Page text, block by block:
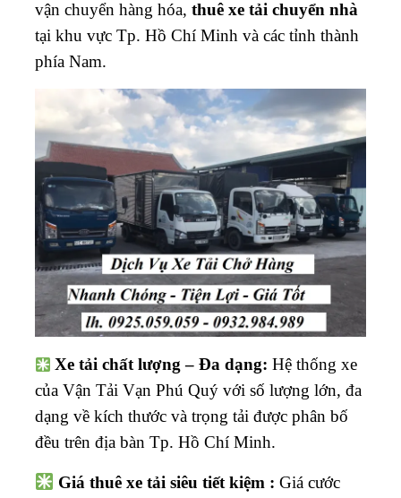
vận chuyển hàng hóa, thuê xe tải chuyển nhà
tại khu vực Tp. Hồ Chí Minh và các tỉnh thành
phía Nam.
Xe tải chất lượng – Đa dạng: Hệ thống xe
của Vận Tải Vạn Phú Quý với số lượng lớn, đa
dạng về kích thước và trọng tải được phân bố
đều trên địa bàn Tp. Hồ Chí Minh.
Giá thuê xe tải siêu tiết kiệm :Giá cước